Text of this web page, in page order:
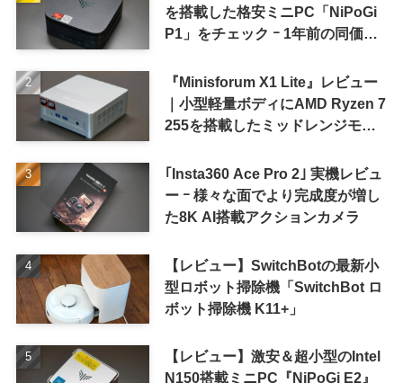
を搭載した格安ミニPC「NiPoGi
P1」をチェック ｰ 1年前の同価格
『Minisforum X1 Lite』レビュー
｜小型軽量ボディにAMD Ryzen 7
255を搭載したミッドレンジモデ
｢Insta360 Ace Pro 2｣ 実機レビュ
ー ｰ 様々な面でより完成度が増し
た8K AI搭載アクションカメラ
【レビュー】SwitchBotの最新小
型ロボット掃除機「SwitchBot ロ
ボット掃除機 K11+」
【レビュー】激安＆超小型のIntel
N150搭載ミニPC『NiPoGi E2』